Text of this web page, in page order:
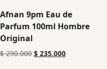
Afnan 9pm Eau de
Parfum 100ml Hombre
Original
$290.000 $ 235.000